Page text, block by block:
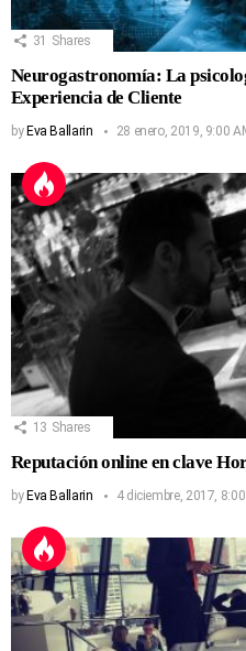
31 Shares
Neurogastronomía: La
Experiencia de Cliente
by Eva Ballarin 28 enero, 2019, 9:00
13 Shares
Reputación online en clave
by Eva Ballarin 4 diciembre, 2017,